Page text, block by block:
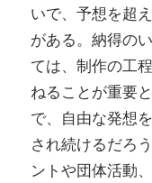
いで、予想を超
がある。納得の
ては、制作の工
ねることが重要
で、自由な発想
され続けるだろ
ントや団体活動